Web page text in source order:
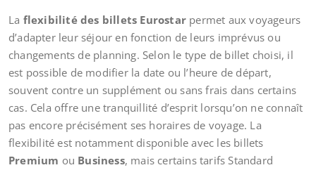
La flexibilité des billets Eurostar permet aux voyageurs
d’adapter leur séjour en fonction de leurs imprévus ou
changements de planning. Selon le type de billet choisi, il
est possible de modifier la date ou l’heure de départ,
souvent contre un supplément ou sans frais dans certains
cas. Cela offre une tranquillité d’esprit lorsqu’on ne connaît
pas encore précisément ses horaires de voyage. La
flexibilité est notamment disponible avec les billets
Premium ou Business, mais certains tarifs Standard